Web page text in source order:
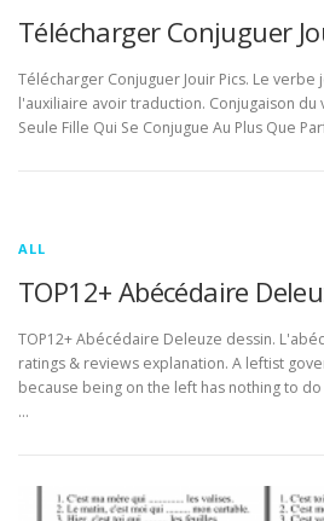
Télécharger Conjuguer
Télécharger Conjuguer Jouir Pics. Le verbe
l'auxiliaire avoir traduction. Conjugaison
Seule Fille Qui Se Conjugue Au Plus Que
ALL
TOP12+ Abécédaire
TOP12+ Abécédaire Deleuze dessin.
ratings & reviews explanation. A leftist
because being on the left has nothing to
…